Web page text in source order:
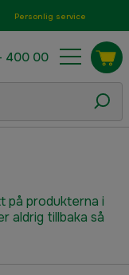
Personlig service
400 00
på produkterna i
aldrig tillbaka så